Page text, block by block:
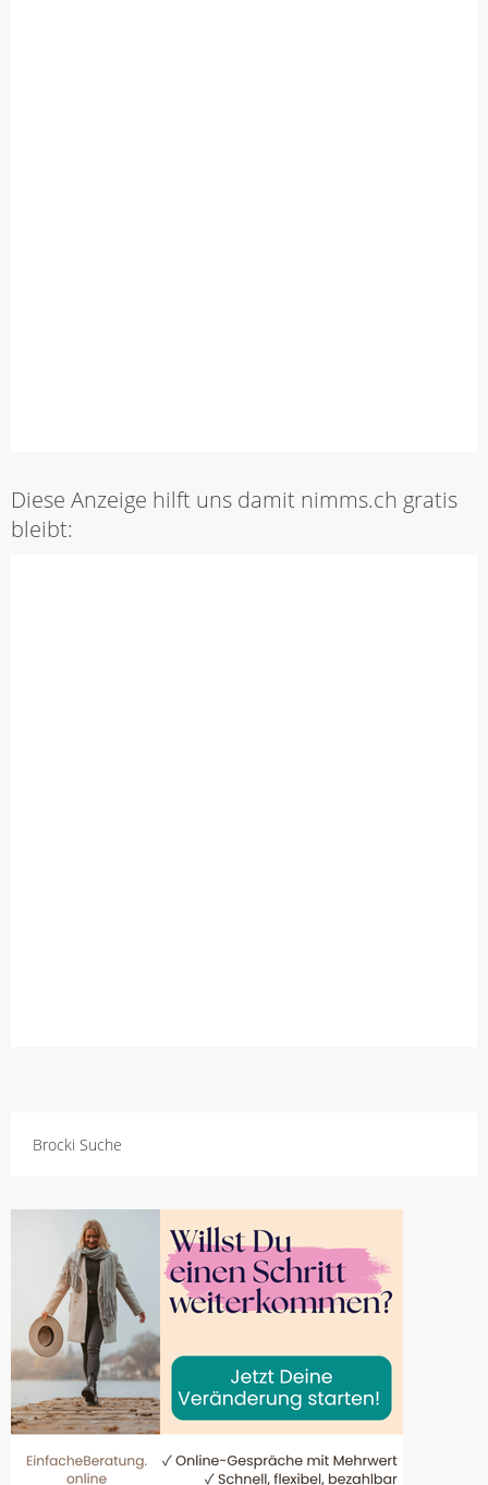
Diese Anzeige hilft uns damit nimms.ch gratis
bleibt:
Brocki Suche